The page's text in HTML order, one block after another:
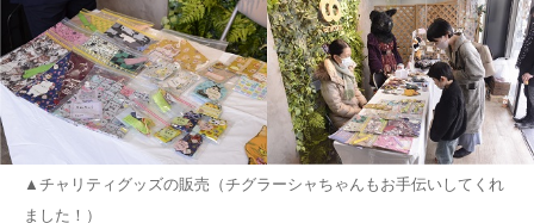
▲チャリティグッズの販売（チグラーシャちゃんもお手伝いしてくれ
ました！）